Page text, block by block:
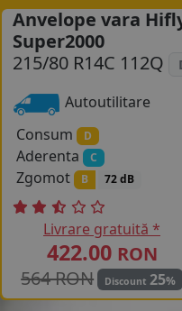
Anvelope vara
Super2000
215/80 R14C 112Q
Autoutilitare
Consum
D
Aderenta C
Zgomot B 72 dB
Livrare gratuită *
422.00 RON
564 RON
Discount 25%